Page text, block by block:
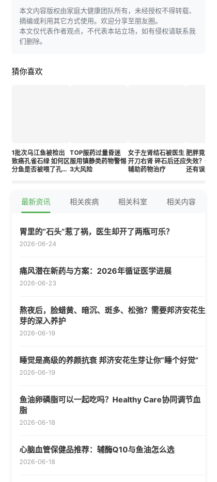
本文内容版权由家庭大健康团队所有，未经授权不得转载、
摘编或利用其它方式使用。欢迎分享至朋友圈。
本文仅代表作者观点，不代表本站立场，如有侵权请联系我
们删除。
猜你喜欢
1批次乌江鱼被检出
致癌孔雀石绿 如何区
分鱼是否被喂了孔雀
TOP服药过量昏迷
服用镇静类药物警惕
3大风险
女子左肾结石被医生
开刀右肾 碎石后还应
辅助药物治疗
肥胖竟会
失效？你
还有误解吗
最新资讯 相关疾病 相关科室 相关内容
胃里的“石头”惹了祸，医生却开了两瓶可乐？
2026-06-24
痛风潜在新药与方案：2026年循证医学进展
2026-06-23
熬夜后，脸蜡黄、暗沉、斑多、松弛？需要邦济安花生
芽的深入养护
2026-06-19
睡觉是高级的养颜抗衰 邦济安花生芽让你“睡个好觉”
2026-06-19
鱼油卵磷脂可以一起吃吗？Healthy Care协同调节血
脂
2026-06-18
心脑血管保健品推荐：辅酶Q10与鱼油怎么选
2026-06-18